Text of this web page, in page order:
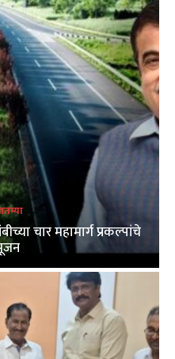
चार महामार्ग प्रकल्पांचे